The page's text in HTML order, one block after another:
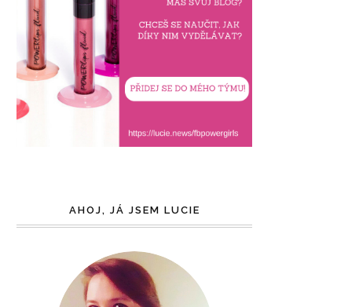
AHOJ, JÁ JSEM LUCIE